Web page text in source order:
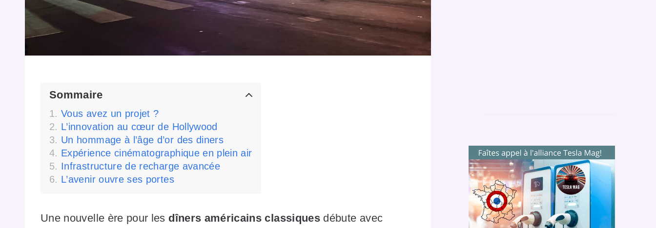
Sommaire
Vous avez un projet ?
L’innovation au cœur de Hollywood
Un hommage à l’âge d’or des diners
Expérience cinématographique en plein air
Infrastructure de recharge avancée
L’avenir ouvre ses portes
Une nouvelle ère pour les dîners américains classiques débute avec